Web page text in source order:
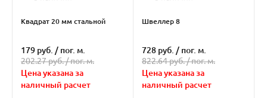
Квадрат 20 мм стальной
179 руб. / пог. м.
202.27 руб. /пог. м.
Цена указана за
наличный расчет
Швеллер 8
728 руб. / пог. м.
822.64 руб. /пог. м.
Цена указана за
наличный расчет